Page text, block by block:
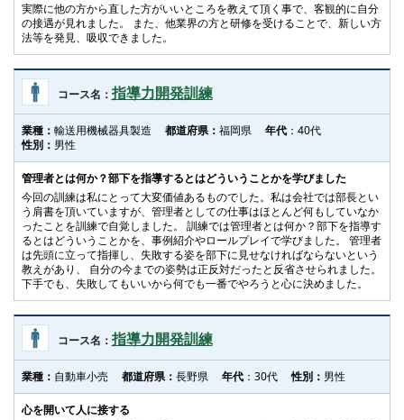
実際に他の方から直した方がいいところを教えて頂く事で、客観的に自分
の接遇が見れました。 また、他業界の方と研修を受けることで、新しい方
法等を発見、吸収できました。
コース名： 指導力開発訓練
業種： 輸送用機械器具製造 都道府県： 福岡県 年代：40代
性別： 男性
管理者とは何か？部下を指導するとはどういうことかを学びました
今回の訓練は私にとって大変価値あるものでした。私は会社では部長とい
う肩書を頂いていますが、管理者としての仕事はほとんど何もしていなか
ったことを訓練で自覚しました。 訓練では管理者とは何か？部下を指導す
るとはどういうことかを、事例紹介やロールプレイで学びました。 管理者
は先頭に立って指揮し、失敗する姿を部下に見せなければならないという
教えがあり、 自分の今までの姿勢は正反対だったと反省させられました。
下手でも、失敗してもいいから何でも一番でやろうと心に決めました。
コース名： 指導力開発訓練
業種： 自動車小売 都道府県： 長野県 年代：30代 性別： 男性
心を開いて人に接する